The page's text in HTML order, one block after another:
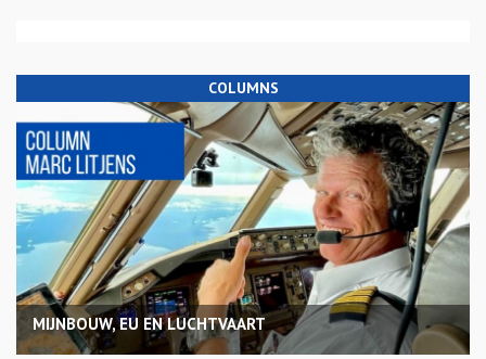
COLUMNS
MIJNBOUW, EU EN LUCHTVAART